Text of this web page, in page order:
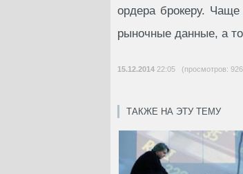
ордера брокеру.
рыночные данные, а
15.12.2014 22:05 (просмотров:
ТАКЖЕ НА ЭТУ ТЕМУ